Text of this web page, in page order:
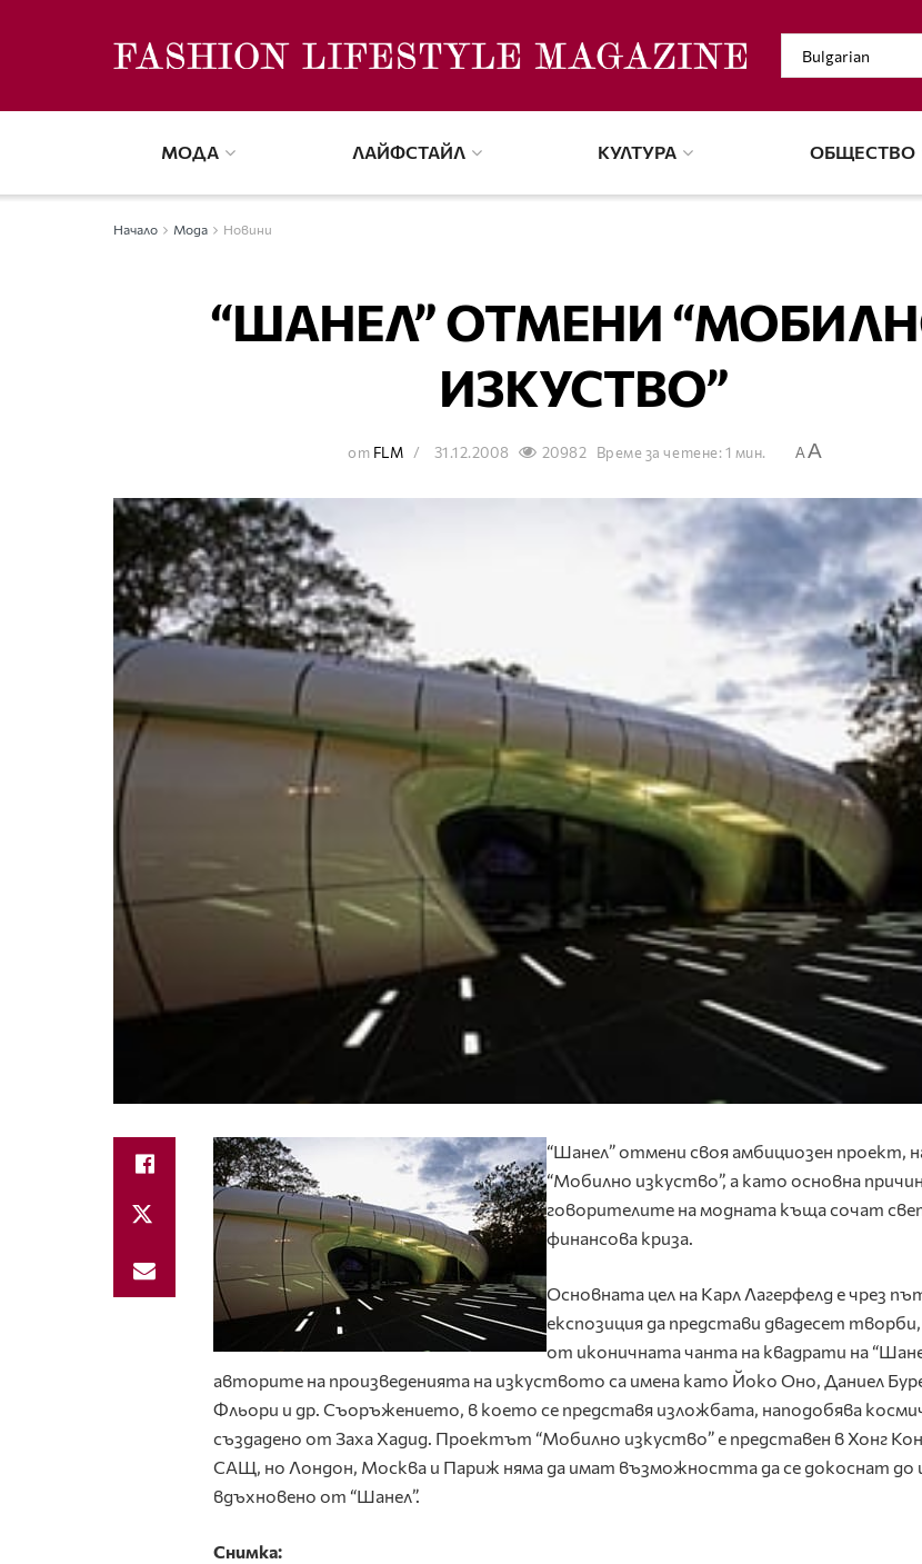
МОДА ЛАЙФСТАЙЛ КУЛТУРА ОБЩЕСТВО
Начало Мода Новини
“ШАНЕЛ” ОТМЕНИ
ИЗКУСТВО”
от FLM 31.12.2008 20982 Време за четене: 1 мин. AA
“Шанел” отмени своя амбициозен проект,
“Мобилно изкуство”, а като основна
говорителите на модната къща сочат
финансова криза.
Основната цел на Карл Лагерфелд е чрез
експозиция да представи двадесет
от иконичната чанта на квадрати на
авторите на произведенията на изкуството са имена като Йоко Оно, Даниел
Фльори и др. Съоръжението, в което се представя изложбата, наподобява
създадено от Заха Хадид. Проектът “Мобилно изкуство” е представен в Хонг
САЩ, но Лондон, Москва и Париж няма да имат възможността да се докоснат до
вдъхновено от “Шанел”.
Снимка: